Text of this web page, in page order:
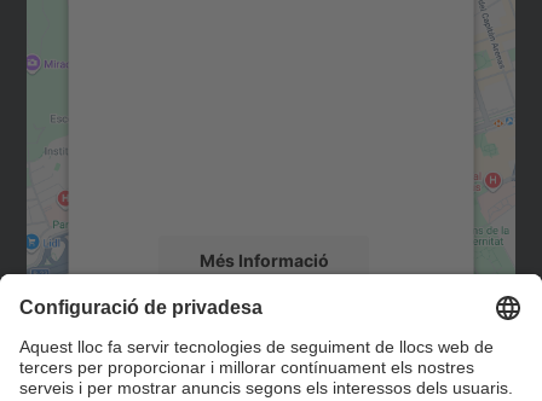
Més Informació
powered byUsercentrics Consent
Management Platform
Contacte